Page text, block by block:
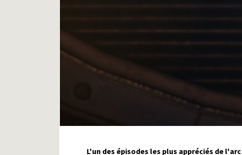
L'un des épisodes les plus appréciés de l'arc